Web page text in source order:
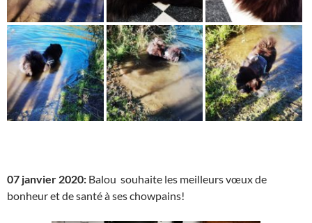
07 janvier 2020: Balou souhaite les meilleurs vœux de
bonheur et de santé à ses chowpains!